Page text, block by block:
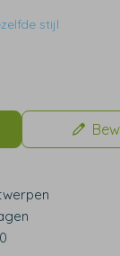
stijl